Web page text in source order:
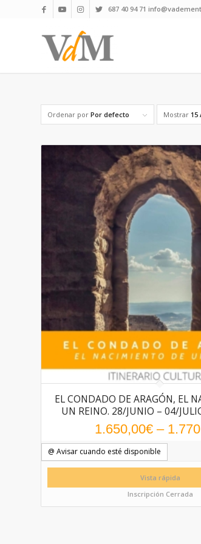
687 40 94 71
Ordenar por Por defecto Mostrar 15
EL CONDADO DE ARAGÓN, EL
UN REINO. 28/JUNIO – 04/
1.650,00€ –
@ Avisar cuando esté disponible
Vista rápida
Inscripción Cerrada